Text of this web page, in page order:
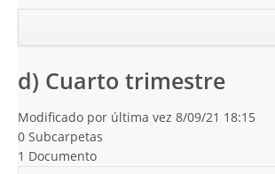
Reciente
d) Cuarto trimestre
Modificado por última vez 8/09/21 18:15
0 Subcarpetas
1 Documento